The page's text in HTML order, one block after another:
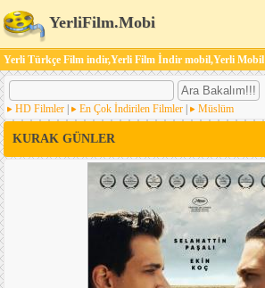
YerliFilm.Mobi
Yerli Türkçe Film indir,Yerli Film İndir mobil,Yerli Mobil
HD Filmler En Çok İndirilen Filmler Müslüm
KURAK GÜNLER